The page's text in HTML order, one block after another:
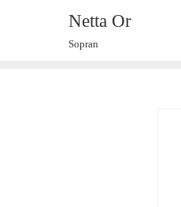
Netta Or
Sopran